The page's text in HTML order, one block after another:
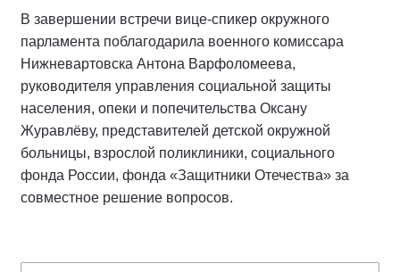
В завершении встречи вице-спикер окружного
парламента поблагодарила военного комиссара
Нижневартовска Антона Варфоломеева,
руководителя управления социальной защиты
населения, опеки и попечительства Оксану
Журавлёву, представителей детской окружной
больницы, взрослой поликлиники, социального
фонда России, фонда «Защитники Отечества» за
совместное решение вопросов.